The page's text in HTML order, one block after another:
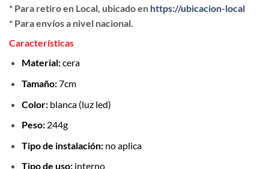
* Para retiro en Local, ubicado en https://ubicacion-local
* Para envíos a nivel nacional.
Características
Material:cera
Tamaño:7cm
Color: blanca (luz led)
Peso: 244g
Tipo de instalación: no aplica
Tipo de uso: interno